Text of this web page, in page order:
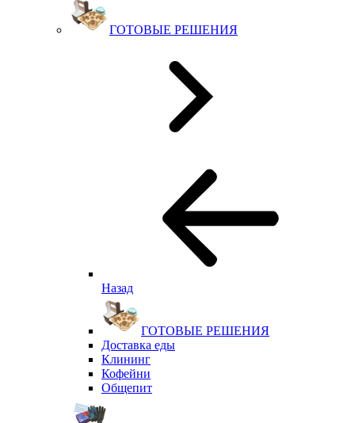
ГОТОВЫЕ РЕШЕНИЯ
Назад
ГОТОВЫЕ РЕШЕНИЯ
Доставка еды
Клининг
Кофейни
Общепит